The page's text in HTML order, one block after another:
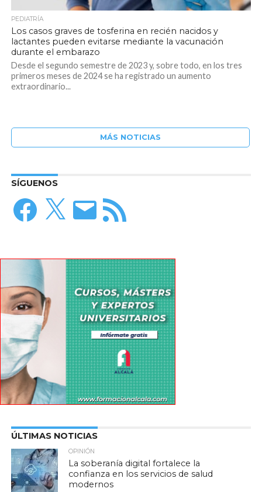
PEDIATRÍA
Los casos graves de tosferina en recién nacidos y
lactantes pueden evitarse mediante la vacunación
durante el embarazo
Desde el segundo semestre de 2023 y, sobre todo, en los tres
primeros meses de 2024 se ha registrado un aumento
extraordinario...
MÁS NOTICIAS
SÍGUENOS
Facebook
X
Correo
electrónico
Feed
RSS
ÚLTIMAS NOTICIAS
OPINIÓN
La soberanía digital fortalece la
confianza en los servicios de salud
modernos